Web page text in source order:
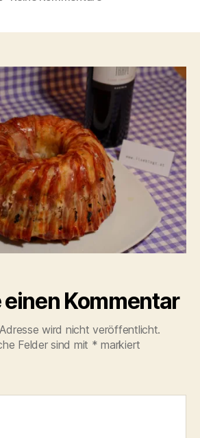
Kommentar
wird nicht veröffentlicht.
Felder sind mit * markiert